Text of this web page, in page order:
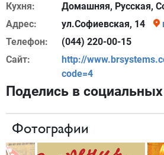
Кухня:
Домашняя, Русская,
Адрес:
ул.Софиевская, 14
Телефон:
(044) 220-00-15
Сайт:
http://
code=4
Поделись в социальных
Фотографии